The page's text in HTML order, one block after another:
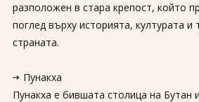
разположен в стара крепост, който
поглед върху историята, културата и
страната.
Пунакха
Пунакха е бившата столица на Бутан